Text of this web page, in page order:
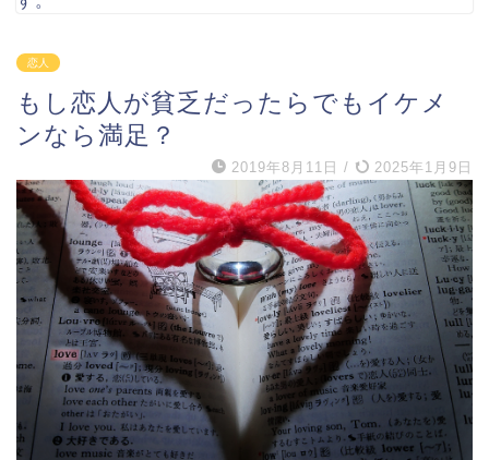
恋人
もし恋人が貧乏だったらでもイケメ
ンなら満足？
2019年8月11日 / 2025年1月9日